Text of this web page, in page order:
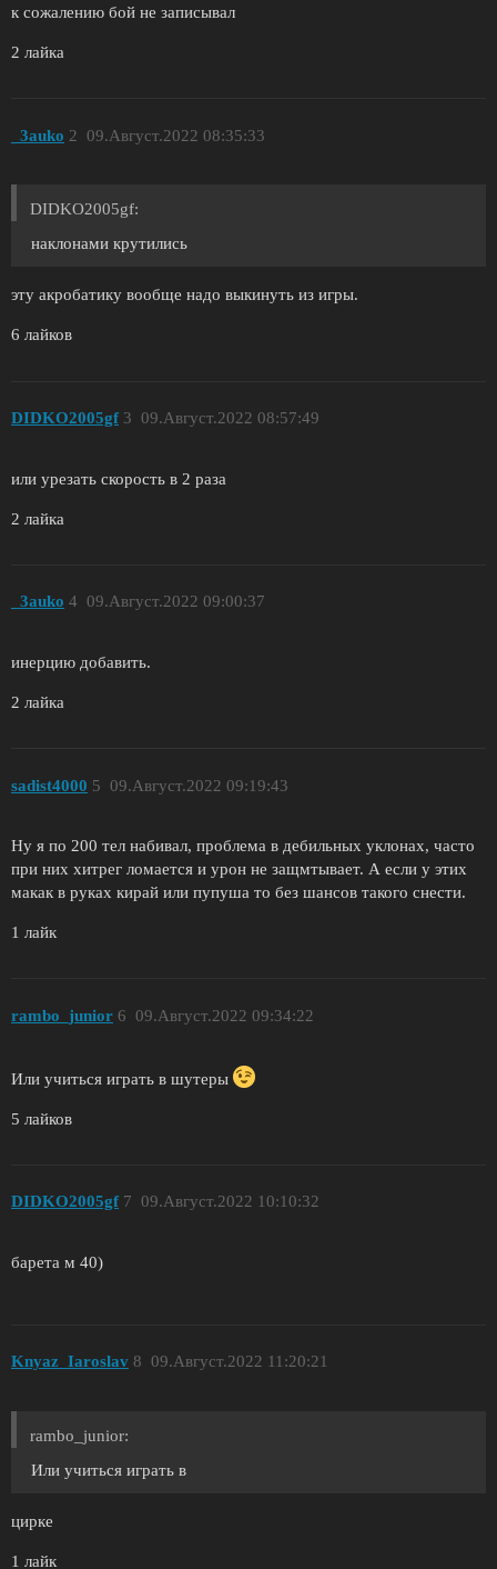
к сожалению бой не записывал
2 лайка
_3auko 09.Август.2022 08:35:33
2
DIDKO2005gf:
наклонами крутились
эту акробатику вообще надо выкинуть из игры.
6 лайков
DIDKO2005gf 09.Август.2022 08:57:49
3
или урезать скорость в 2 раза
2 лайка
_3auko 09.Август.2022 09:00:37
4
инерцию добавить.
2 лайка
sadist4000 09.Август.2022 09:19:43
5
Ну я по 200 тел набивал, проблема в дебильных уклонах, часто
при них хитрег ломается и урон не защмтывает. А если у этих
макак в руках кирай или пупуша то без шансов такого снести.
1 лайк
rambo_junior 09.Август.2022 09:34:22
6
Или учиться играть в шутеры
5 лайков
DIDKO2005gf 09.Август.2022 10:10:32
7
барета м 40)
Knyaz_Iaroslav 09.Август.2022 11:20:21
8
rambo_junior:
Или учиться играть в
цирке
1 лайк